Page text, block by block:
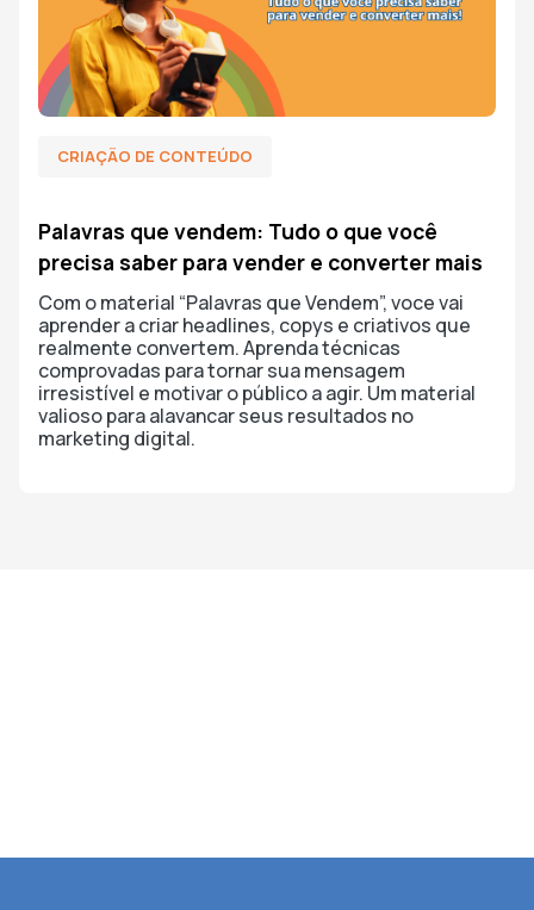
CRIAÇÃO DE CONTEÚDO
Palavras que vendem: Tudo o que você
precisa saber para vender e converter mais
Com o material “Palavras que Vendem”, voce vai
aprender a criar headlines, copys e criativos que
realmente convertem. Aprenda técnicas
comprovadas para tornar sua mensagem
irresistível e motivar o público a agir. Um material
valioso para alavancar seus resultados no
marketing digital.